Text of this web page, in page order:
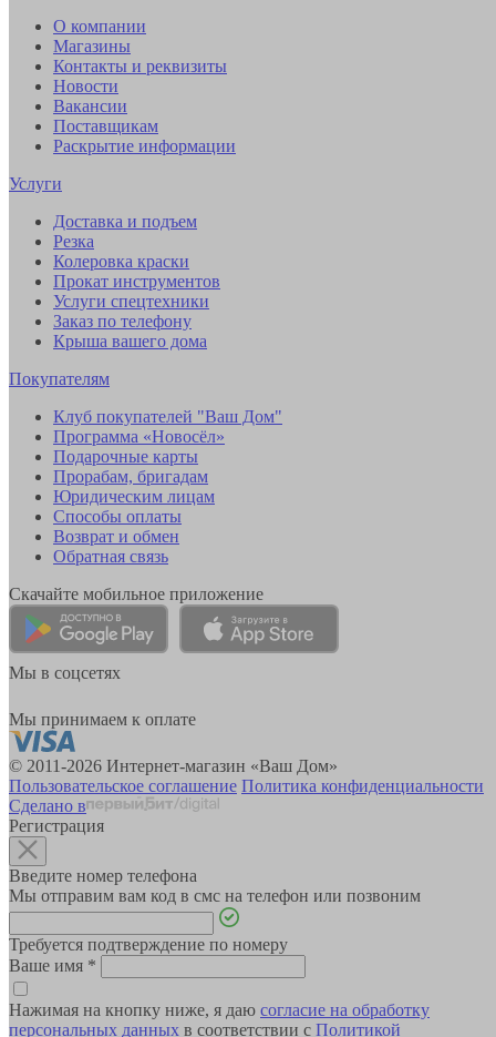
О компании
Магазины
Контакты и реквизиты
Новости
Вакансии
Поставщикам
Раскрытие информации
Услуги
Доставка и подъем
Резка
Колеровка краски
Прокат инструментов
Услуги спецтехники
Заказ по телефону
Крыша вашего дома
Покупателям
Клуб покупателей "Ваш Дом"
Программа «Новосёл»
Подарочные карты
Прорабам, бригадам
Юридическим лицам
Способы оплаты
Возврат и обмен
Обратная связь
Скачайте мобильное приложение
Мы в соцсетях
Мы принимаем к оплате
© 2011-2026 Интернет-магазин «Ваш Дом»
Пользовательское соглашение Политика конфиденциальности
Сделано в
Регистрация
Введите номер телефона
Мы отправим вам код в смс на телефон или позвоним
Требуется подтверждение по номеру
Ваше имя *
Нажимая на кнопку ниже, я даю согласие на обработку
персональных данных в соответствии с Политикой